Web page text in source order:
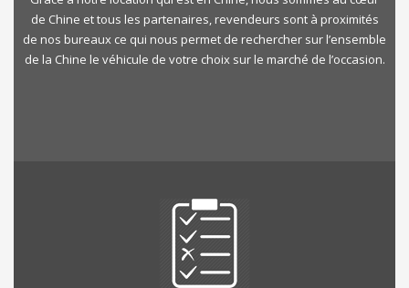
de Chine et tous les partenaires, revendeurs sont à proximités
de nos bureaux ce qui nous permet de rechercher sur l’ensemble
de la Chine le véhicule de votre choix sur le marché de l’occasion.